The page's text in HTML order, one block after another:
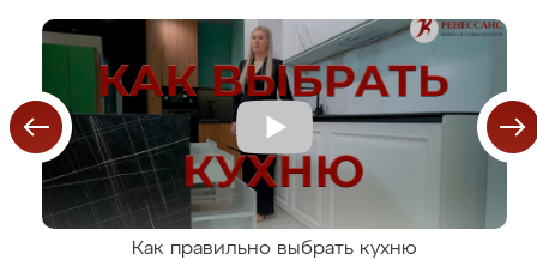
Как правильно выбрать кухню